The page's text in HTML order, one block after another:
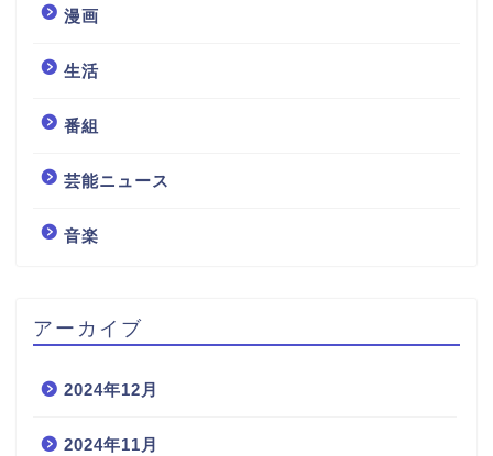
漫画
生活
番組
芸能ニュース
音楽
アーカイブ
2024年12月
2024年11月